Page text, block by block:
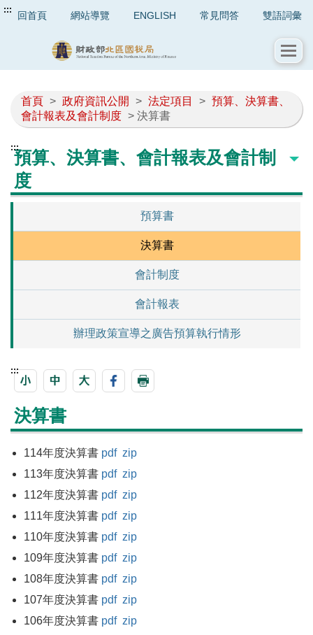
::: 回首頁 網站導覽 ENGLISH 常見問答 雙語詞彙
首頁 > 政府資訊公開 > 法定項目 > 預算、決算書、
會計報表及會計制度 > 決算書
:::預算、決算書、會計報表及會計制
度
預算書
決算書
會計制度
會計報表
辦理政策宣導之廣告預算執行情形
:::
決算書
114年度決算書 pdf zip
113年度決算書 pdf zip
112年度決算書 pdf zip
111年度決算書 pdf zip
110年度決算書 pdf zip
109年度決算書 pdf zip
108年度決算書 pdf zip
107年度決算書 pdf zip
106年度決算書 pdf zip